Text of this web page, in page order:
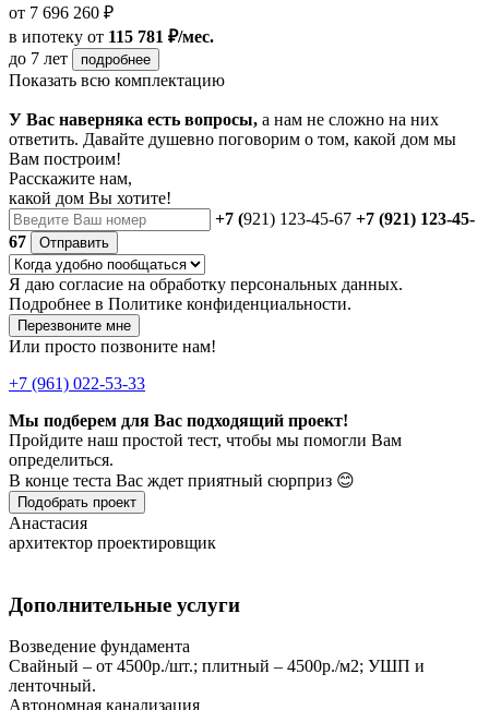
от 7 696 260 ₽
в ипотеку от 115 781 ₽/мес.
до 7 лет
подробнее
Показать всю комплектацию
У Вас наверняка есть вопросы, а нам не сложно на них
ответить. Давайте душевно поговорим о том, какой дом мы
Вам построим!
Расскажите нам,
какой дом Вы хотите!
+7 (921) 123-45-67 +7 (921) 123-45-
67
Отправить
Я даю согласие на обработку персональных данных.
Подробнее в Политике конфиденциальности.
Перезвоните мне
Или просто позвоните нам!
+7 (961) 022-53-33
Мы подберем для Вас подходящий проект!
Пройдите наш простой тест, чтобы мы помогли Вам
определиться.
В конце теста Вас ждет приятный сюрприз 😊
Подобрать проект
Анастасия
архитектор проектировщик
Дополнительные услуги
Возведение фундамента
Свайный – от 4500р./шт.; плитный – 4500р./м2; УШП и
ленточный.
Автономная канализация